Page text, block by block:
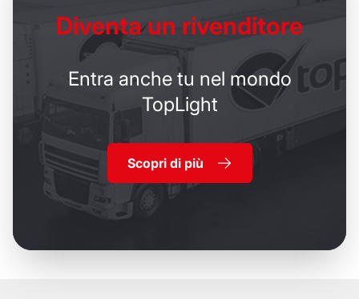
Diventa un rivenditore
Entra anche tu nel mondo
TopLight
Scopri di più